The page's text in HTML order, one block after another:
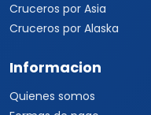
Cruceros por Asia
Cruceros por Alaska
Informacion
Quienes somos